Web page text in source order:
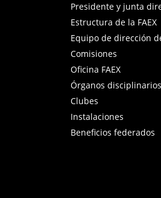
Presidente y junta
Estructura de la FAEX
Equipo de dirección
Comisiones
Oficina FAEX
Órganos disciplinarios
Clubes
Instalaciones
Beneficios federados